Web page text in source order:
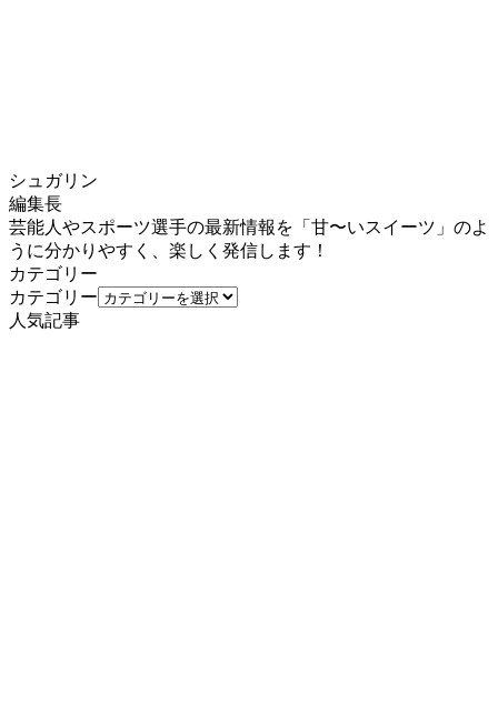
シュガリン
編集長
芸能人やスポーツ選手の最新情報を「甘〜いスイーツ」のよ
うに分かりやすく、楽しく発信します！
カテゴリー
カテゴリー
人気記事